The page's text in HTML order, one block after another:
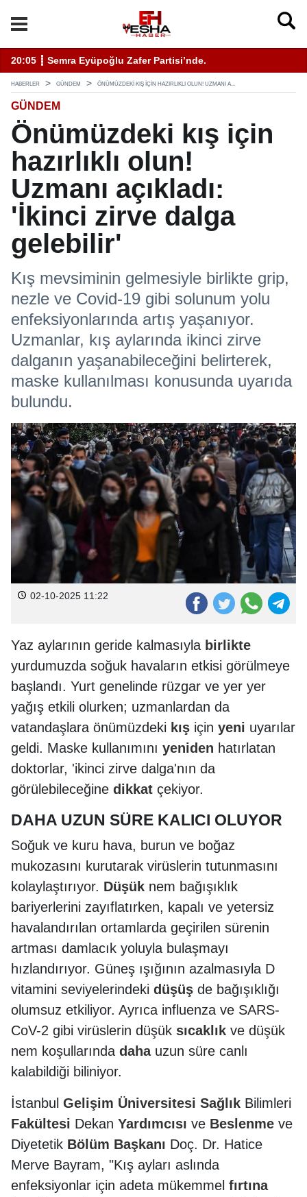
Hizmet İçin Bilinmesi Gerekenler
20:05 ┋ Semra Eyüpoğlu Zafer Partisi’nde.
HABERLER GÜNDEM ÖNÜMÜZDEKI KIŞ IÇIN HAZIRLIKLI OLUN! UZMANI A...
GÜNDEM
Önümüzdeki kış için
hazırlıklı olun!
Uzmanı açıkladı:
'İkinci zirve dalga
gelebilir'
Kış mevsiminin gelmesiyle birlikte grip,
nezle ve Covid-19 gibi solunum yolu
enfeksiyonlarında artış yaşanıyor.
Uzmanlar, kış aylarında ikinci zirve
dalganın yaşanabileceğini belirterek,
maske kullanılması konusunda uyarıda
bulundu.
02-10-2025 11:22
Yaz aylarının geride kalmasıyla birlikte
yurdumuzda soğuk havaların etkisi görülmeye
başlandı. Yurt genelinde rüzgar ve yer yer
yağış etkili olurken; uzmanlardan da
vatandaşlara önümüzdeki kış için yeni uyarılar
geldi. Maske kullanımını yeniden hatırlatan
doktorlar, 'ikinci zirve dalga'nın da
görülebileceğine dikkat çekiyor.
DAHA UZUN SÜRE KALICI OLUYOR
Soğuk ve kuru hava, burun ve boğaz
mukozasını kurutarak virüslerin tutunmasını
kolaylaştırıyor. Düşük nem bağışıklık
bariyerlerini zayıflatırken, kapalı ve yetersiz
havalandırılan ortamlarda geçirilen sürenin
artması damlacık yoluyla bulaşmayı
hızlandırıyor. Güneş ışığının azalmasıyla D
vitamini seviyelerindeki düşüş de bağışıklığı
olumsuz etkiliyor. Ayrıca influenza ve SARS-
CoV-2 gibi virüslerin düşük sıcaklık ve düşük
nem koşullarında dahauzun süre canlı
kalabildiği biliniyor.
İstanbul Gelişim Üniversitesi Sağlık Bilimleri
Fakültesi Dekan Yardımcısı ve Beslenme ve
Diyetetik Bölüm Başkanı Doç. Dr. Hatice
Merve Bayram, "Kış ayları aslında
enfeksiyonlar için adeta mükemmel fırtına